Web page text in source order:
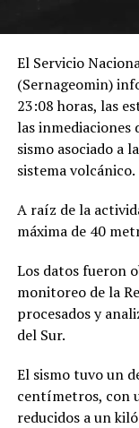
El Servicio
(Sernageomin)
23:08 horas, las
las
sismo asociado a
sistema volcánico.
A raíz de la
máxima de 40
Los datos fueron
monitoreo de la
procesados y
del Sur.
El sismo tuvo un
centímetros, con
reducidos a un